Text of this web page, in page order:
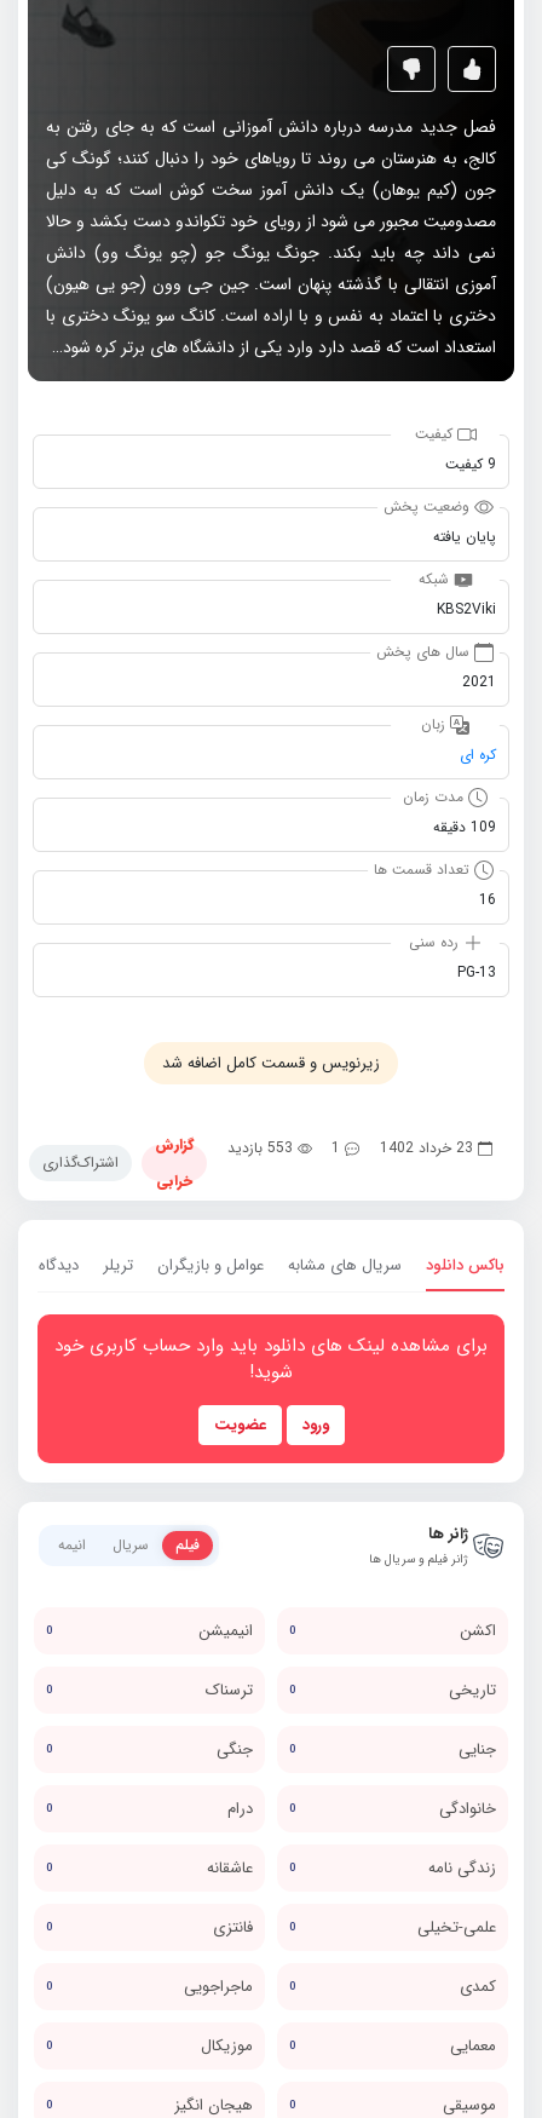
فصل جدید مدرسه درباره دانش آموزانی است که به جای رفتن به
کالج، به هنرستان می روند تا رویاهای خود را دنبال کنند؛ گونگ کی
جون (کیم یوهان) یک دانش آموز سخت کوش است که به دلیل
مصدومیت مجبور می شود از رویای خود تکواندو دست بکشد و حالا
نمی داند چه باید بکند. جونگ یونگ جو (چو یونگ وو) دانش
آموزی انتقالی با گذشته پنهان است. جین جی وون (جو یی هیون)
دختری با اعتماد به نفس و با اراده است. کانگ سو یونگ دختری با
استعداد است که قصد دارد وارد یکی از دانشگاه های برتر کره شود…
کیفیت
9 کیفیت
وضعیت پخش
پایان یافته
شبکه
KBS2Viki
سال های پخش
2021
زبان
کره ای
مدت زمان
109 دقیقه
تعداد قسمت ها
16
رده سنی
PG-13
زیرنویس و قسمت کامل اضافه شد
23 خرداد 1402 1 553 بازدید
گزارش
خرابی
اشتراک‌گذاری
باکس دانلود سریال های مشابه عوامل و بازیگران تریلر دیدگاه ها
برای مشاهده لینک های دانلود باید وارد حساب کاربری خود
شوید!
ورود عضویت
ژانر ها
ژانر فیلم و سریال ها
فیلم سریال انیمه
اکشن 0 انیمیشن 0
تاریخی 0 ترسناک 0
جنایی 0 جنگی 0
خانوادگی 0 درام 0
زندگی نامه 0 عاشقانه 0
علمی-تخیلی 0 فانتزی 0
کمدی 0 ماجراجویی 0
معمایی 0 موزیکال 0
موسیقی 0 هیجان انگیز 0